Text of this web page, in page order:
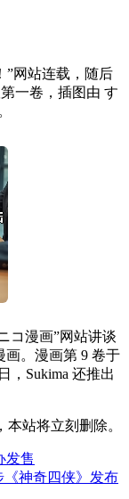
”网站连载，随后
一卷，插图由 す
コ漫画”网站讲谈
画。漫画第 9 卷于
，Sukima 还推出
站将立刻删除。
发售
《神奇四侠》发布